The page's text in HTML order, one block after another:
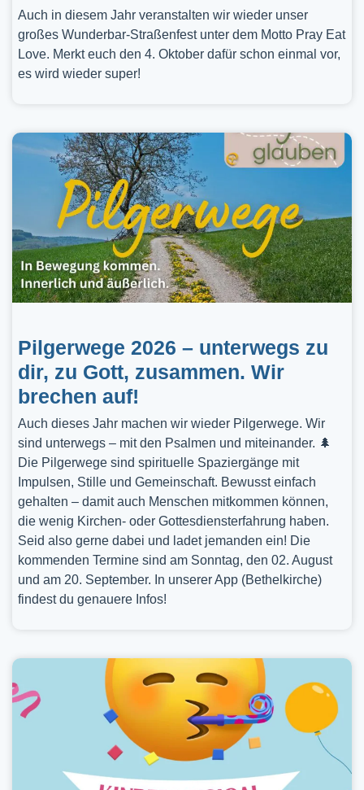
Auch in diesem Jahr veranstalten wir wieder unser
großes Wunderbar-Straßenfest unter dem Motto Pray Eat
Love. Merkt euch den 4. Oktober dafür schon einmal vor,
es wird wieder super!
Pilgerwege 2026 – unterwegs zu
dir, zu Gott, zusammen. Wir
brechen auf!
Auch dieses Jahr machen wir wieder Pilgerwege. Wir
sind unterwegs – mit den Psalmen und miteinander. 🌲
Die Pilgerwege sind spirituelle Spaziergänge mit
Impulsen, Stille und Gemeinschaft. Bewusst einfach
gehalten – damit auch Menschen mitkommen können,
die wenig Kirchen- oder Gottesdiensterfahrung haben.
Seid also gerne dabei und ladet jemanden ein! Die
kommenden Termine sind am Sonntag, den 02. August
und am 20. September. In unserer App (Bethelkirche)
findest du genauere Infos!